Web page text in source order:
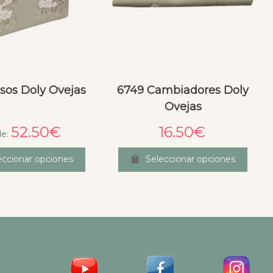
Doly Ovejas
52.50€
opciones
6749 Cambiadores Doly
Ovejas
16.50€
Seleccionar opciones